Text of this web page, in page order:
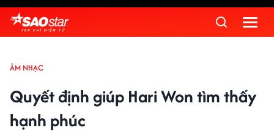
ÂM NHẠC
Quyết định giúp Hari Won tìm thấy
hạnh phúc